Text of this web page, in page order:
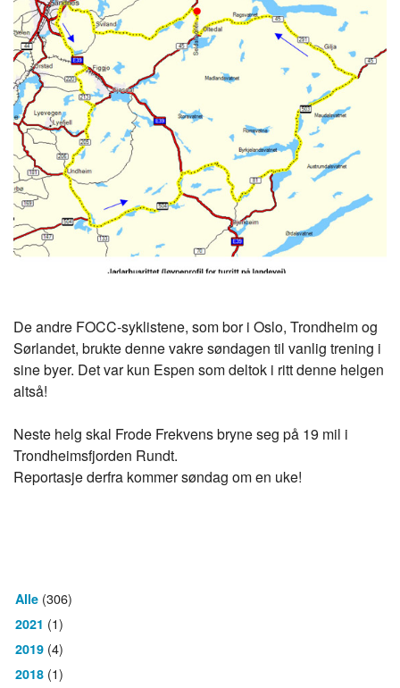
De andre FOCC-syklistene, som bor i Oslo, Trondheim og
Sørlandet, brukte denne vakre søndagen til vanlig trening i
sine byer. Det var kun Espen som deltok i ritt denne helgen
altså!
Neste helg skal Frode Frekvens bryne seg på 19 mil i
Trondheimsfjorden Rundt.
Reportasje derfra kommer søndag om en uke!
Alle (306)
2021 (1)
2019 (4)
2018 (1)